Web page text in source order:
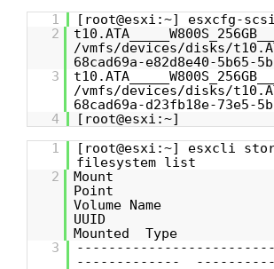
1
[root@esxi:~] esxcfg-
2
/vmfs/devices/disks/
68cad69a-e82d8e40-
3
/vmfs/devices/disks/
68cad69a-d23fb18e-73e5-
4
[root@esxi:~]
1
[root@esxi:~] esxcli
filesystem list
2
Mount
Volume
Mounted
3
-------------